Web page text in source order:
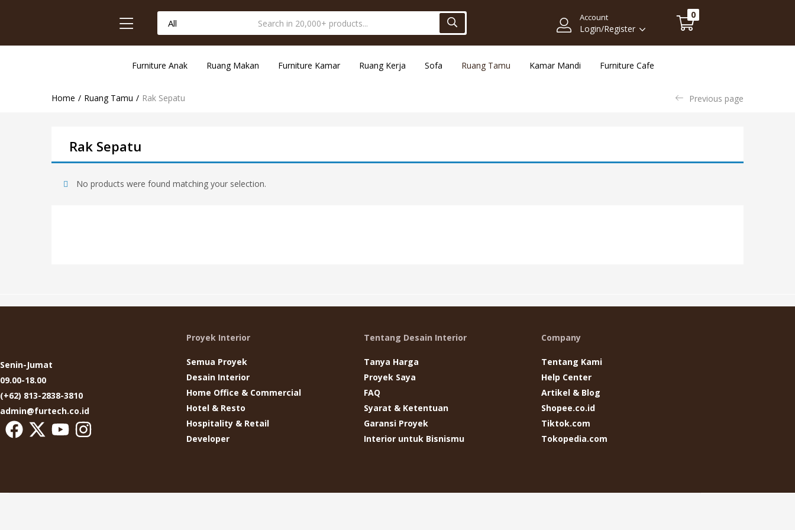
Account
Login/Register
0
Furniture Anak Ruang Makan Furniture Kamar Ruang Kerja Sofa Ruang Tamu Kamar Mandi Furniture Cafe
Home Ruang Tamu Rak Sepatu Previous page
Rak Sepatu
No products were found matching your selection.
Senin-Jumat
09.00-18.00
(+62) 813-2838-3810
admin@furtech.co.id
Proyek Interior
Semua Proyek
Desain Interior
Home Office & Commercial
Hotel & Resto
Hospitality & Retail
Developer
Tentang Desain Interior
Tanya Harga
Proyek Saya
FAQ
Syarat & Ketentuan
Garansi Proyek
Interior untuk Bisnismu
Company
Tentang Kami
Help Center
Artikel & Blog
Shopee.co.id
Tiktok.com
Tokopedia.com